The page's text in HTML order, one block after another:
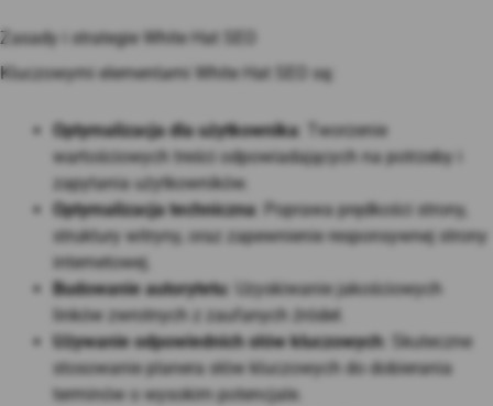
Zasady i strategie White Hat SEO
Kluczowymi elementami White Hat SEO są:
Optymalizacja dla użytkownika: Tworzenie
wartościowych treści odpowiadających na potrzeby i
zapytania użytkowników.
Optymalizacja techniczna: Poprawa prędkości strony,
struktury witryny, oraz zapewnienie responsywnej strony
internetowej.
Budowanie autorytetu: Uzyskiwanie jakościowych
linków zwrotnych z zaufanych źródeł.
Używanie odpowiednich słów kluczowych: Skuteczne
stosowanie planera słów kluczowych do dobierania
terminów o wysokim potencjale.